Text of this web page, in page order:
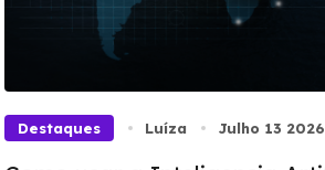
Destaques Luíza Julho 13 2026